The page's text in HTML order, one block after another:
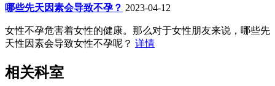
哪些先天因素会导致不孕？ 2023-04-12
女性不孕危害着女性的健康。那么对于女性朋友来说，哪些先
天性因素会导致女性不孕呢？ 详情
相关科室